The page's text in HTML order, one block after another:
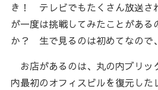
き！ テレビでもたくさん放送さ
が一度は挑戦してみたことがある
か？ 生で見るのは初めてなので
お店があるのは、丸の内ブリッ
内最初のオフィスビルを復元した